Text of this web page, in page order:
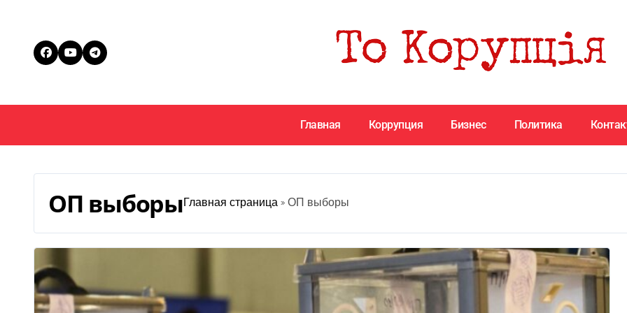
Главная Коррупция Бизнес Политика
ОП выборы Главная страница» ОП выборы